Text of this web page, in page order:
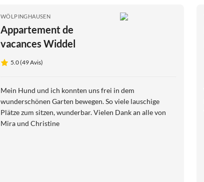
WÖLPINGHAUSEN
Appartement de
vacances Widdel
5.0 (49 Avis)
Mein Hund und ich konnten uns frei in dem
wunderschönen Garten bewegen. So viele lauschige
Plätze zum sitzen, wunderbar. Vielen Dank an alle von
Mira und Christine